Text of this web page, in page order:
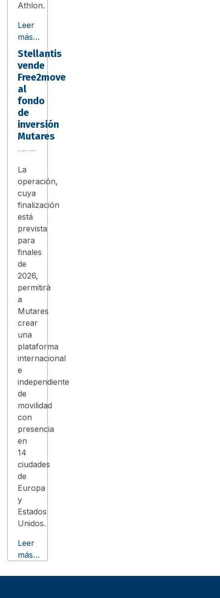
Athlon.
Leer
más…
Stellantis
vende
Free2move
al
fondo
de
inversión
Mutares
La
operación,
cuya
finalización
está
prevista
para
finales
de
2026,
permitirá
a
Mutares
crear
una
plataforma
internacional
e
independiente
de
movilidad
con
presencia
en
14
ciudades
de
Europa
y
Estados
Unidos.
Leer
más…